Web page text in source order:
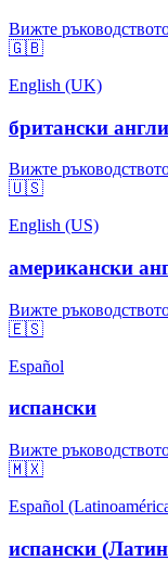
Вижте
🇬🇧
English (UK)
британски
Вижте
🇺🇸
English (US)
американски
Вижте
🇪🇸
Español
испански
Вижте
🇲🇽
Español
испански